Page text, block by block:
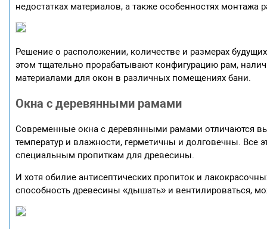
недостатках материалов, а также особенностях
Решение о расположении, количестве и размерах
этом тщательно прорабатывают конфигурацию рам,
материалами для окон в различных помещениях бани.
Окна с деревянными рамами
Современные окна с деревянными рамами отличаются
температур и влажности, герметичны и долговечны. Все
специальным пропиткам для древесины.
И хотя обилие антисептических пропиток и
способность древесины «дышать» и вентилироваться,